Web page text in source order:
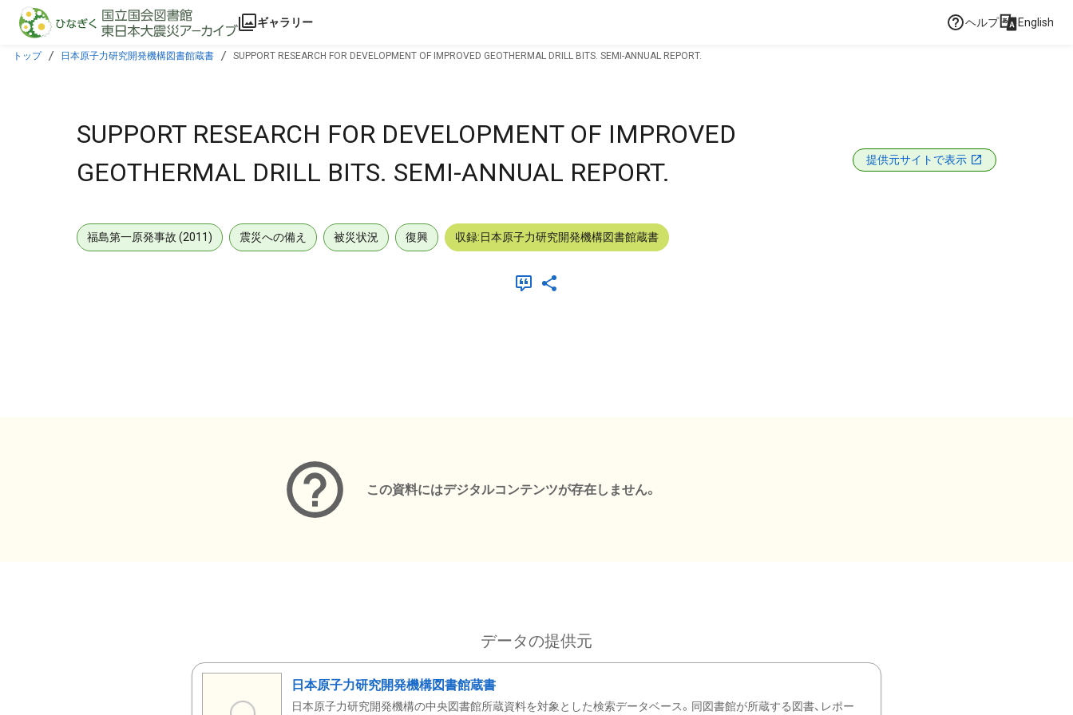
本文に飛ぶ
ギャラリー ヘルプ English
トップ 日本原子力研究開発機構図書館蔵書 SUPPORT RESEARCH FOR DEVELOPMENT OF IMPROVED GEOTHERMAL DRILL BITS. SEMI-ANNUAL REPORT.
SUPPORT RESEARCH FOR DEVELOPMENT OF IMPROVED
GEOTHERMAL DRILL BITS. SEMI-ANNUAL REPORT.
提供元サイトで表示
福島第一原発事故 (2011) 震災への備え 被災状況 復興 収録:日本原子力研究開発機構図書館蔵書
この資料にはデジタルコンテンツが存在しません。
データの提供元
日本原子力研究開発機構図書館蔵書
日本原子力研究開発機構の中央図書館所蔵資料を対象とした検索データベース。同図書館が所蔵する図書、レポー